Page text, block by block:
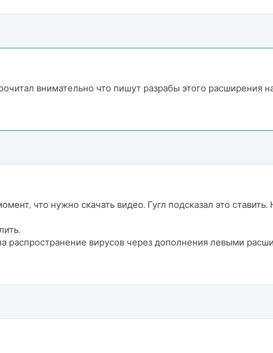
внимательно что пишут разрабы этого расширения
что нужно скачать видео. Гугл подсказал это
распространение вирусов через дополнения левыми